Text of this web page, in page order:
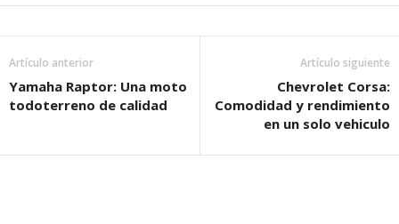
Artículo anterior
Yamaha Raptor: Una moto
todoterreno de calidad
Artículo siguiente
Chevrolet Corsa:
Comodidad y rendimiento
en un solo vehiculo